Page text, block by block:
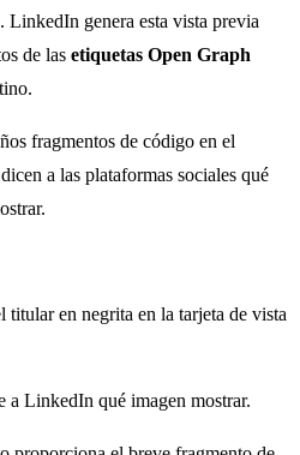
genera esta vista previa
de las etiquetas Open Graph
fragmentos de código en el
a las plataformas sociales qué
titular en negrita en la tarjeta de vista
a LinkedIn qué imagen mostrar.